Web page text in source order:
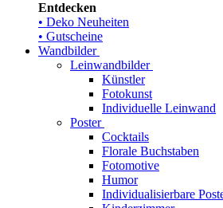
Entdecken
• Deko Neuheiten
• Gutscheine
Wandbilder
Leinwandbilder
Künstler
Fotokunst
Individuelle Leinwand
Poster
Cocktails
Florale Buchstaben
Fotomotive
Humor
Individualisierbare